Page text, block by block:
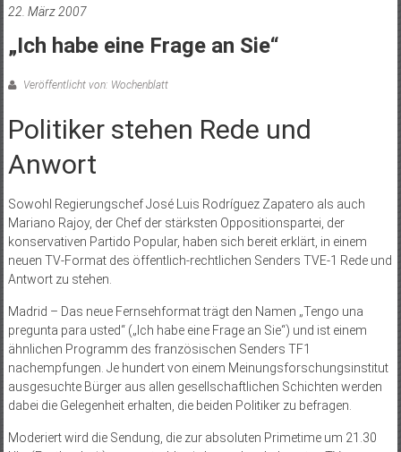
22. März 2007
„Ich habe eine Frage an Sie“
Veröffentlicht von: Wochenblatt
Politiker stehen Rede und
Anwort
Sowohl Regierungschef José Luis Rodríguez Zapatero als auch
Mariano Rajoy, der Chef der stärksten Oppositionspartei, der
konservativen Partido Popular, haben sich bereit erklärt, in einem
neuen TV-Format des öffentlich-rechtlichen Senders TVE-1 Rede und
Antwort zu stehen.
Madrid – Das neue Fernsehformat trägt den Namen „Tengo una
pregunta para usted“ („Ich habe eine Frage an Sie“) und ist einem
ähnlichen Programm des französischen Senders TF1
nachempfungen. Je hundert von einem Meinungsforschungsinstitut
ausgesuchte Bürger aus allen gesellschaftlichen Schichten werden
dabei die Gelegenheit erhalten, die beiden Politiker zu befragen.
Moderiert wird die Sendung, die zur absoluten Primetime um 21.30